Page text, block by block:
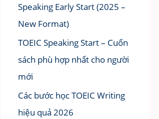
Speaking Early Start (2025 –
New Format)
TOEIC Speaking Start – Cuốn
sách phù hợp nhất cho người
mới
Các bước học TOEIC Writing
hiệu quả 2026